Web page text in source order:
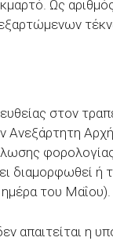
Ως
εξαρτώμενων
στον
Ανεξάρτητη
διαμορφωθεί ή
ημέρα του Μαΐου).
απαιτείται η